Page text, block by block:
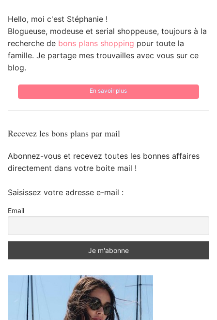
Hello, moi c'est Stéphanie !
Blogueuse, modeuse et serial shoppeuse, toujours à la
recherche de bons plans shopping pour toute la
famille. Je partage mes trouvailles avec vous sur ce
blog.
En savoir plus
Recevez les bons plans par mail
Abonnez-vous et recevez toutes les bonnes affaires
directement dans votre boite mail !
Saisissez votre adresse e-mail :
Email